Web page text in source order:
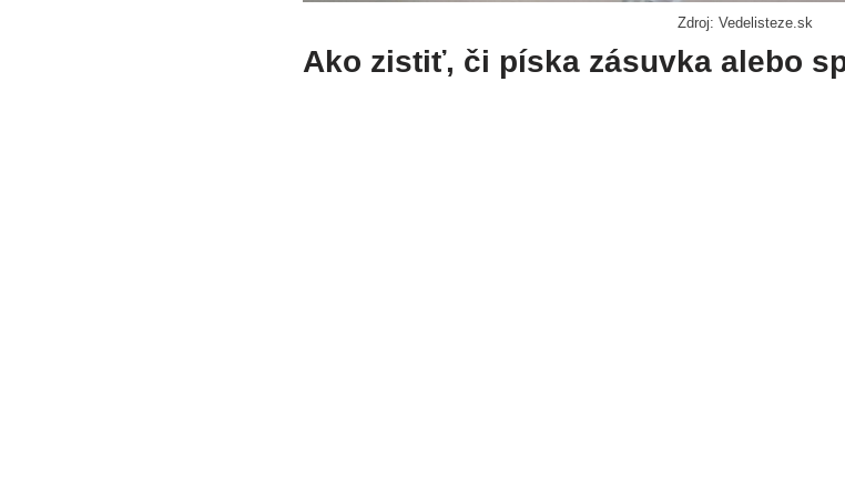
Zdroj: Vedelisteze.sk
Ako zistiť, či píska zásuvka alebo